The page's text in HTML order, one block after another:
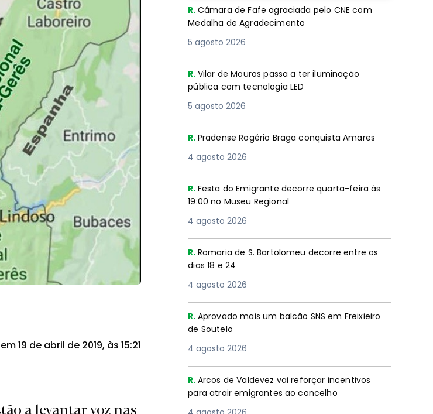
19 de abril de 2019, às 15:21
a levantar voz nas
R. Câmara de Fafe agraciada pelo CNE com
Medalha de Agradecimento
5 agosto 2026
R. Vilar de Mouros passa a ter iluminação
pública com tecnologia LED
5 agosto 2026
R. Pradense Rogério Braga conquista Amares
4 agosto 2026
R. Festa do Emigrante decorre quarta-feira às
19:00 no Museu Regional
4 agosto 2026
R. Romaria de S. Bartolomeu decorre entre os
dias 18 e 24
4 agosto 2026
R. Aprovado mais um balcão SNS em Freixieiro
de Soutelo
4 agosto 2026
R. Arcos de Valdevez vai reforçar incentivos
para atrair emigrantes ao concelho